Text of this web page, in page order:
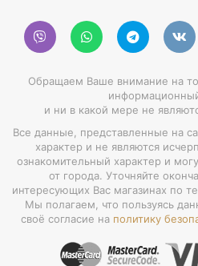
Обращаем Ваше внимание на
и ни в какой мере не
Все данные, представленные на
характер и не являются
ознакомительный характер и
от города. Уточняйте
интересующих Вас магазинах по
Мы полагаем, что пользуясь
своё согласие на политику